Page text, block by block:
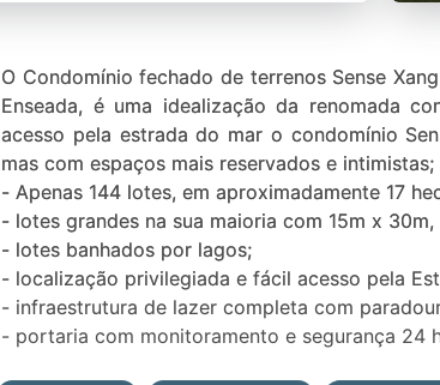
O Condomínio fechado de terrenos Sense
Enseada, é uma idealização da renomada
acesso pela estrada do mar o condomínio
mas com espaços mais reservados e
- Apenas 144 lotes, em aproximadamente 17
- lotes grandes na sua maioria com 15m x
- lotes banhados por lagos;
- localização privilegiada e fácil acesso pela
- infraestrutura de lazer completa com
- portaria com monitoramento e segurança 24